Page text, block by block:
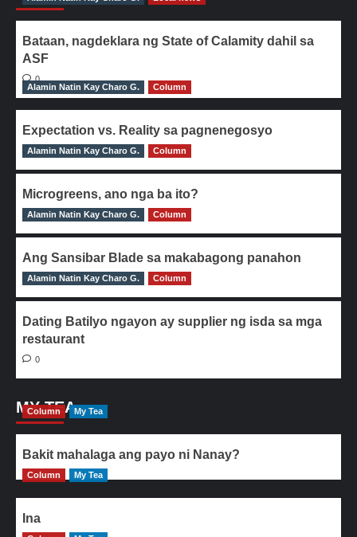
Bataan, nagdeklara ng State of Calamity dahil sa
ASF
0
Alamin Natin Kay Charo G.
Column
Expectation vs. Reality sa pagnenegosyo
0
Alamin Natin Kay Charo G. Column
Microgreens, ano nga ba ito?
0
Alamin Natin Kay Charo G. Column
Ang Sansibar Blade sa makabagong panahon
0
Alamin Natin Kay Charo G. Column
Dating Batilyo ngayon ay supplier ng isda sa mga
restaurant
0
MY TEA
Column My Tea
Bakit mahalaga ang payo ni Nanay?
Column My Tea
Ina